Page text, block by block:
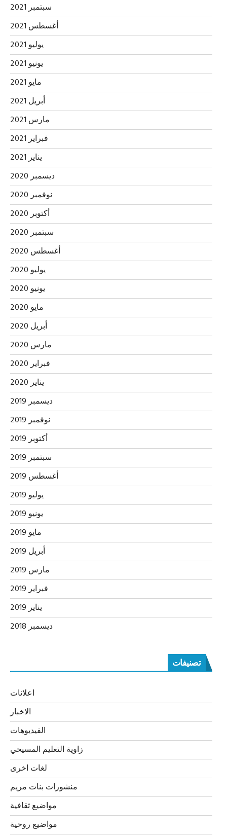
سبتمبر 2021
أغسطس 2021
يوليو 2021
يونيو 2021
مايو 2021
أبريل 2021
مارس 2021
فبراير 2021
يناير 2021
ديسمبر 2020
نوفمبر 2020
أكتوبر 2020
سبتمبر 2020
أغسطس 2020
يوليو 2020
يونيو 2020
مايو 2020
أبريل 2020
مارس 2020
فبراير 2020
يناير 2020
ديسمبر 2019
نوفمبر 2019
أكتوبر 2019
سبتمبر 2019
أغسطس 2019
يوليو 2019
يونيو 2019
مايو 2019
أبريل 2019
مارس 2019
فبراير 2019
يناير 2019
ديسمبر 2018
تصنيفات
اعلانات
الاخبار
الفيديوهات
زاوية التعليم المسيحي
لغات اخرى
منشورات بنات مريم
مواضيع ثقافية
مواضيع روحية